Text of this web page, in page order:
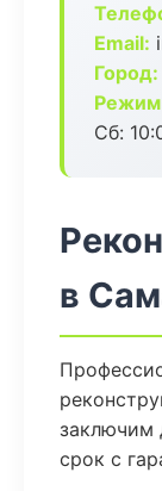
Email:
Город:
Режим
Сб:
в
заключим
срок с